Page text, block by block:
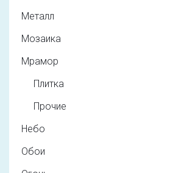
Металл
Мозаика
Мрамор
Плитка
Прочие
Небо
Обои